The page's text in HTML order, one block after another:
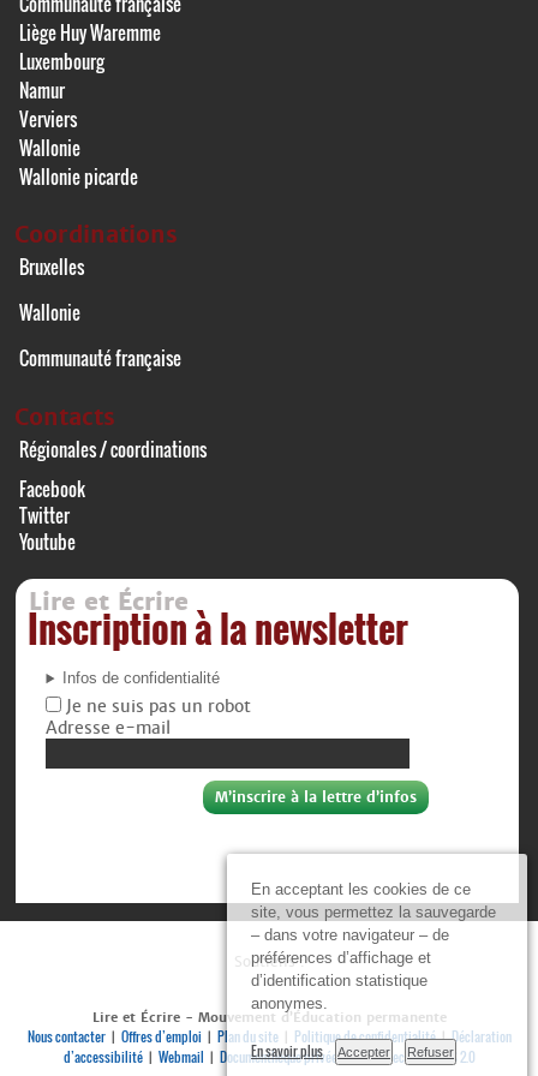
En acceptant les cookies de ce
site, vous permettez la sauvegarde
– dans votre navigateur – de
préférences d’affichage et
d’identification statistique
anonymes.
En savoir plus Accepter Refuser
Liège Huy Waremme
Luxembourg
Namur
Verviers
Wallonie
Wallonie picarde
Coordinations
Bruxelles
Wallonie
Communauté française
Contacts
Régionales / coordinations
Facebook
Twitter
Youtube
Lire et Écrire
Inscription à la newsletter
Infos de confidentialité
Je ne suis pas un robot
Adresse e-mail
Soutiens :
Lire et Écrire - Mouvement d’Éducation permanente
Nous contacter| Offres d’emploi Plan du site| Politique de confidentialité|Déclaration
d’accessibilité| Webmail Documenthèque privée|Se connecter|RSS 2.0